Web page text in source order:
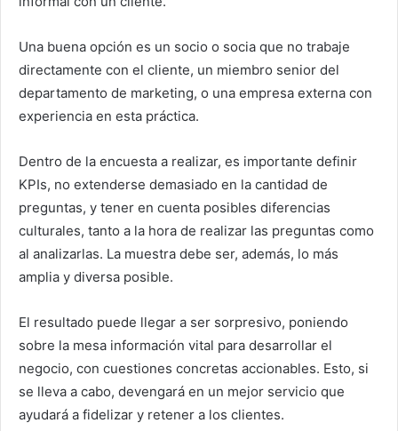
Una buena opción es un socio o socia que no trabaje
directamente con el cliente, un miembro senior del
departamento de marketing, o una empresa externa con
experiencia en esta práctica.
Dentro de la encuesta a realizar, es importante definir
KPIs, no extenderse demasiado en la cantidad de
preguntas, y tener en cuenta posibles diferencias
culturales, tanto a la hora de realizar las preguntas como
al analizarlas. La muestra debe ser, además, lo más
amplia y diversa posible.
El resultado puede llegar a ser sorpresivo, poniendo
sobre la mesa información vital para desarrollar el
negocio, con cuestiones concretas accionables. Esto, si
se lleva a cabo, devengará en un mejor servicio que
ayudará a fidelizar y retener a los clientes.